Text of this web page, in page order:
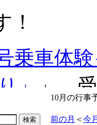
！
乗車体
」
」 受
広場「
10月の行事
前の月 ＜ 今